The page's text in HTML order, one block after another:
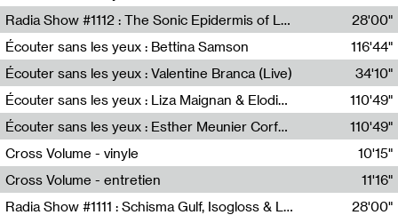
Feriel Boushaki
Radia Show #1112 : The Sonic Epidermis of Lake Léman by Paul Courlet / Guest Slot
28'00"
Écouter sans les yeux : Bettina Samson
Bettina Samson
116'44"
Écouter sans les yeux : Valentine Branca (Live)
Valentine Branca
34'10"
Écouter sans les yeux : Liza Maignan & Elodie Lecat
Liza Maignan,Elodie Lecat
110'49"
Écouter sans les yeux : Esther Meunier Corfdyr
Esther Meunier Corfdyr
110'49"
Cross Volume - vinyle
10'15"
Cross Volume - entretien
11'16"
Radia Show #1111 : Schisma Gulf, Isogloss & Lament For The Old Clock By Harvey Young / Resonance
28'00"